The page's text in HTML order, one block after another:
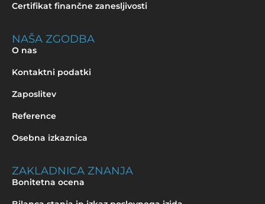
Certifikat finančne zanesljivosti
NAŠA ZGODBA
O nas
Kontaktni podatki
Zaposlitev
Reference
Osebna izkaznica
ZAKLADNICA ZNANJA
Bonitetna ocena